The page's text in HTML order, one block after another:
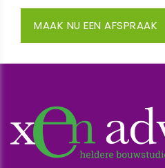
MAAK NU EEN AFSPRAAK